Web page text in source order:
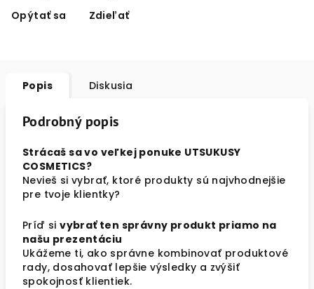
Opýtať sa Zdieľať
Popis Diskusia
Podrobný popis
Strácaš sa vo veľkej ponuke UTSUKUSY
COSMETICS?
Nevieš si vybrať, ktoré produkty sú najvhodnejšie
pre tvoje klientky?
Príď sivybrať ten správny produkt priamo na
našu prezentáciu
Ukážeme ti, ako správne kombinovať produktové
rady, dosahovať lepšie výsledky a zvýšiť
spokojnosť klientiek.